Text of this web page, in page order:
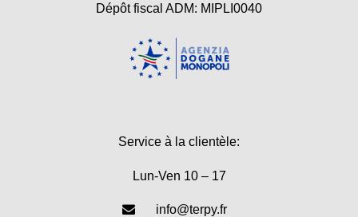
Dépôt fiscal ADM: MIPLI0040
Service à la clientèle:
Lun-Ven 10 – 17
info@terpy.fr